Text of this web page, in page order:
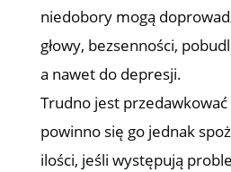
niedobory mogą
głowy, bezsenności,
a nawet do depresji.
Trudno jest
powinno się go jednak
ilości, jeśli występują